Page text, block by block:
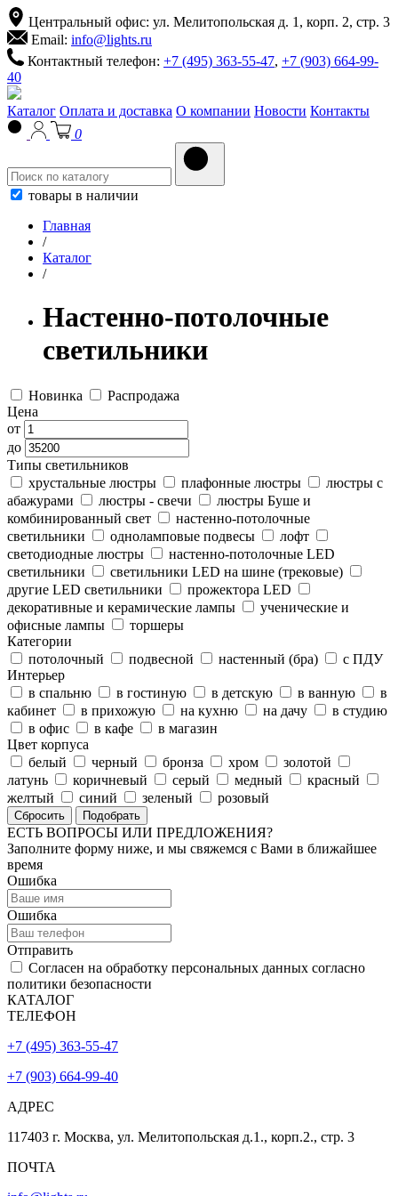
Центральный офис: ул. Мелитопольская д. 1, корп. 2, стр. 3
Email: info@lights.ru
Контактный телефон: +7 (495) 363-55-47, +7 (903) 664-99-
40
Каталог Оплата и доставка О компании Новости Контакты
0
товары в наличии
Главная
/
Каталог
/
Настенно-потолочные
светильники
Новинка
Распродажа
Цена
от
до
Типы светильников
хрустальные люстры
плафонные люстры
люстры с
абажурами
люстры - свечи
люстры Буше и
комбинированный свет
настенно-потолочные
светильники
одноламповые подвесы
лофт
светодиодные люстры
настенно-потолочные LED
светильники
светильники LED на шине (трековые)
другие LED светильники
прожектора LED
декоративные и керамические лампы
ученические и
офисные лампы
торшеры
Категории
потолочный
подвесной настенный (бра)
с ПДУ
Интерьер
в спальню
в гостиную в детскую в ванную
в
кабинет
в прихожую на кухню на дачу
в студию
в офис
в кафе
в магазин
Цвет корпуса
белый
черный бронза хром
золотой
латунь
коричневый серый медный
красный
желтый
синий зеленый розовый
Сбросить Подобрать
ЕСТЬ ВОПРОСЫ ИЛИ ПРЕДЛОЖЕНИЯ?
Заполните форму ниже, и мы свяжемся с Вами в ближайшее
время
Ошибка
Ошибка
Отправить
Согласен на обработку персональных данных согласно
политики безопасности
КАТАЛОГ
ТЕЛЕФОН
+7 (495) 363-55-47
+7 (903) 664-99-40
АДРЕС
117403 г. Москва, ул. Мелитопольская д.1., корп.2., стр. 3
ПОЧТА